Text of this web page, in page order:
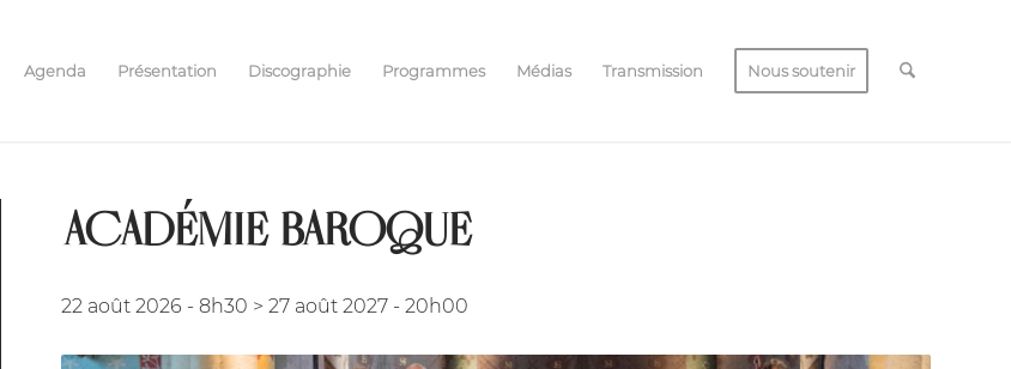
Agenda Présentation Discographie Programmes Médias Transmission Nous soutenir
ACADÉMIE BAROQUE
22 août 2026 - 8h30 > 27 août 2027 - 20h00